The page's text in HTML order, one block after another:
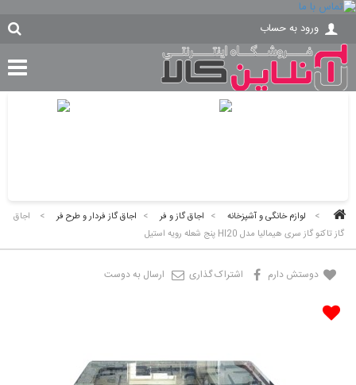
ورود به حساب
> لوازم خانگی و آشپزخانه > اجاق گاز و فر > اجاق گاز فردار و طرح فر >
اجاق
گاز تاکنو گاز سری هیمالیا مدل HI20 پنج شعله رویه استیل
دوستش دارم اشتراک گذاری ارسال به دوست